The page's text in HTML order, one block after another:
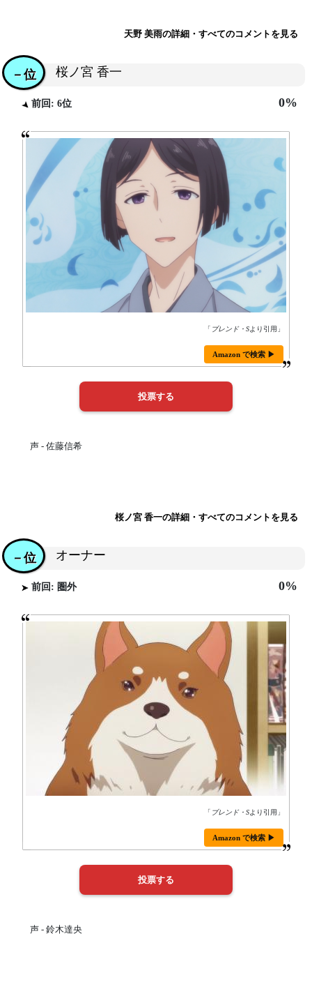
天野 美雨の詳細・すべてのコメントを見る
桜ノ宮 香一
－位
前回: 6位 0%
「 ブレンド・Sより引用」
Amazon で検索 ▶
声 - 佐藤信希
桜ノ宮 香一の詳細・すべてのコメントを見る
オーナー
－位
前回: 圏外 0%
「 ブレンド・Sより引用」
Amazon で検索 ▶
声 - 鈴木達央